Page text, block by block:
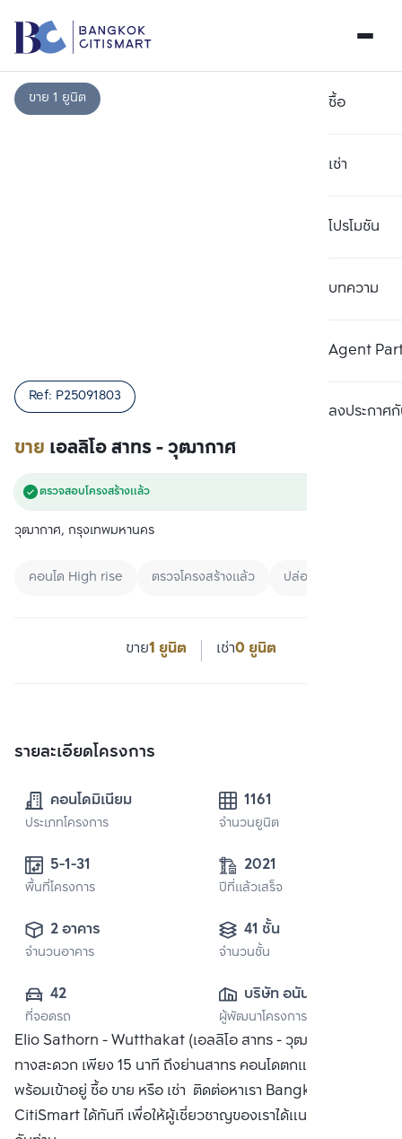
ซื้อ
เช่า
โปรโมชัน
บทความ
Agent
ลงประกาศกั
ขาย 1 ยูนิต
ขาย เอลลิโอ สาทร - วุฒากาศ
Ref: P25091803
ตรวจสอบโครงสร้างแล้ว
วุฒากาศ, กรุงเทพมหานคร
คอนโด High rise ตรวจโครงสร้างแล้ว ปล่อยเช่าชาวต่างชาติ
ขาย1 ยูนิต เช่า0 ยูนิต
รายละเอียดโครงการ
คอนโดมิเนียม
ประเภทโครงการ
1161
จำนวนยูนิต
5-1-31
พื้นที่โครงการ
2021
ปีที่แล้วเสร็จ
2 อาคาร
จำนวนอาคาร
41 ชั้น
จำนวนชั้น
42
ที่จอดรถ
บริษัท อนันดา ดี
เวลลอปเมนท์ จำกัด
(มหาชน)
ผู้พัฒนาโครงการ
Elio Sathorn - Wutthakat (เอลลิโอ สาทร - วุฒากาศ) เดิน
ทางสะดวก เพียง 15 นาที ถึงย่านสาทร คอนโดตกแต่งครบ
พร้อมเข้าอยู่ ซื้อ ขาย หรือ เช่า ติดต่อหาเรา Bangkok
CitiSmart ได้ทันที เพื่อให้ผู้เชี่ยวชาญของเราได้แนะนำคอนโดให้
เปรียบเทียบ